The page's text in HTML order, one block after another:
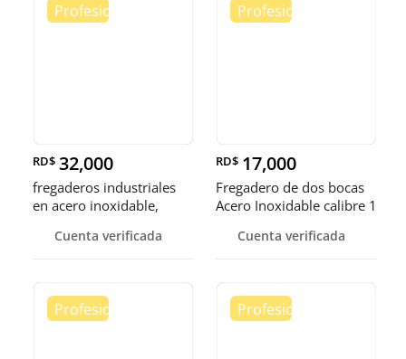
RD$ 32,000
fregaderos industriales
en acero inoxidable,
Cuenta verificada
RD$ 17,000
Fregadero de dos bocas
Acero Inoxidable calibre 1
Cuenta verificada